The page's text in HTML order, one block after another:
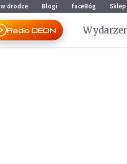
drodze Blogi faceBóg Sklep
Radio DEON